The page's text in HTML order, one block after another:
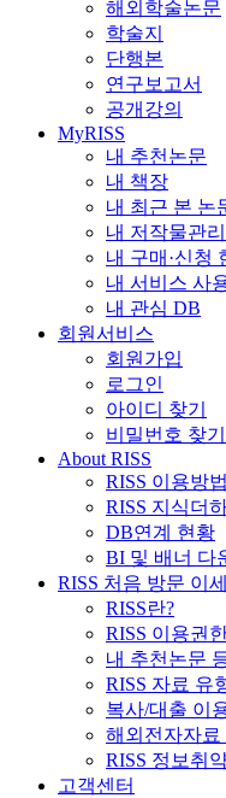
해외학술논문
학술지
단행본
연구보고서
공개강의
MyRISS
내 추천논문
내 책장
내 최근 본 논
내 저작물관리
내 구매·신청
내 서비스 사
내 관심 DB
회원서비스
회원가입
로그인
아이디 찾기
비밀번호 찾기
About RISS
RISS 이용방법
RISS 지식더하
DB연계 현황
BI 및 배너 다
RISS 처음 방문 이
RISS란?
RISS 이용권
내 추천논문
RISS 자료 유
복사/대출 이
해외전자자료
RISS 정보취
고객센터